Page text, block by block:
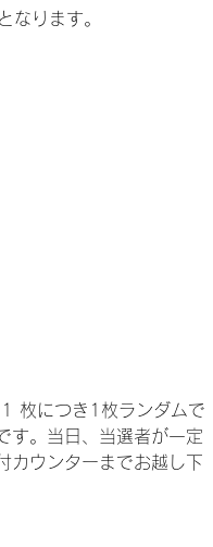
なります。
枚につき1枚ランダムで
す。当日、当選者が一定
カウンターまでお越し下